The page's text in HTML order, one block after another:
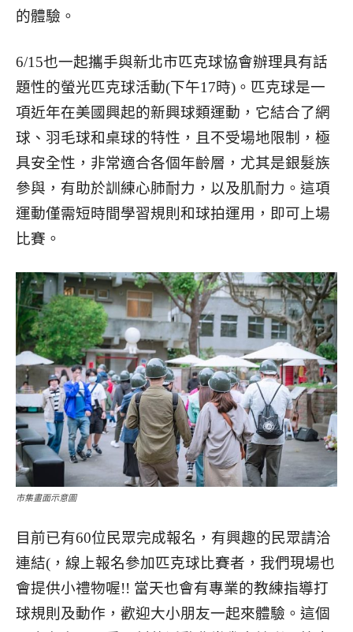
的體驗。
6/15也一起攜手與新北市匹克球協會辦理具有話
題性的螢光匹克球活動(下午17時)。匹克球是一
項近年在美國興起的新興球類運動，它結合了網
球、羽毛球和桌球的特性，且不受場地限制，極
具安全性，非常適合各個年齡層，尤其是銀髮族
參與，有助於訓練心肺耐力，以及肌耐力。這項
運動僅需短時間學習規則和球拍運用，即可上場
比賽。
市集畫面示意圖
目前已有60位民眾完成報名，有興趣的民眾請洽
連結(，線上報名參加匹克球比賽者，我們現場也
會提供小禮物喔!! 當天也會有專業的教練指導打
球規則及動作，歡迎大小朋友一起來體驗。這個